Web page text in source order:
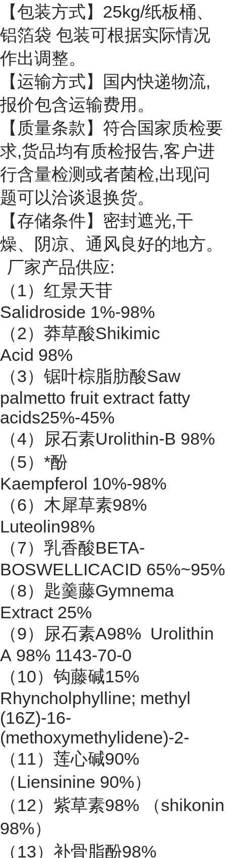
【包装方式】25kg/纸板桶、
铝箔袋 包装可根据实际情况
作出调整。
【运输方式】国内快递物流,
报价包含运输费用。
【质量条款】符合国家质检要
求,货品均有质检报告,客户进
行含量检测或者菌检,出现问
题可以洽谈退换货。
【存储条件】密封遮光,干
燥、阴凉、通风良好的地方。
厂家产品供应:
（1）红景天苷
Salidroside 1%-98%
（2）莽草酸Shikimic
Acid 98%
（3）锯叶棕脂肪酸Saw
palmetto fruit extract fatty
acids25%-45%
（4）尿石素Urolithin-B 98%
（5）*酚
Kaempferol 10%-98%
（6）木犀草素98%
Luteolin98%
（7）乳香酸BETA-
BOSWELLICACID 65%~95%
（8）匙羹藤Gymnema
Extract 25%
（9）尿石素A98% Urolithin
A 98% 1143-70-0
（10）钩藤碱15%
Rhyncholphylline; methyl
(16Z)-16-
(methoxymethylidene)-2-
（11）莲心碱90%
（Liensinine 90%）
（12）紫草素98% （shikonin
98%）
（13）补骨脂酚98%